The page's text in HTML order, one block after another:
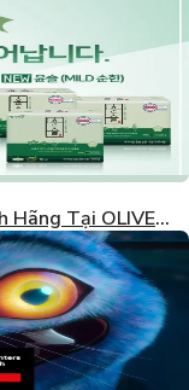
Hãng Tại OLIVE